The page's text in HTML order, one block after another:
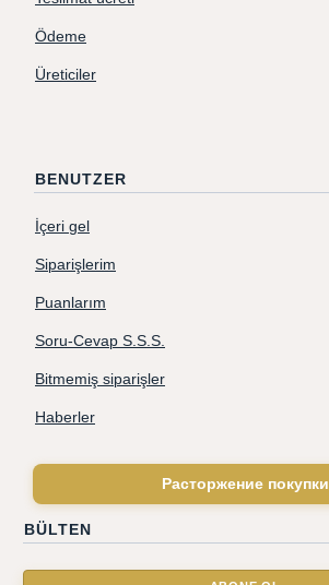
Ödeme
Üreticiler
BENUTZER
İçeri gel
Siparişlerim
Puanlarım
Soru-Cevap S.S.S.
Bitmemiş siparişler
Haberler
Расторжение покупки
BÜLTEN